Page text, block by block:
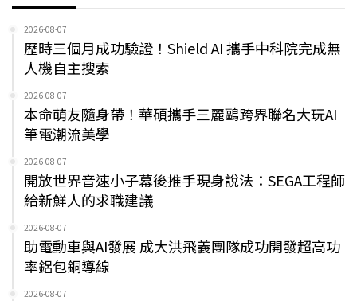
2026-08-07
歷時三個月成功驗證！Shield AI 攜手中科院完成無
人機自主搜索
2026-08-07
本命萌友隨身帶！華碩攜手三麗鷗跨界聯名大玩AI
筆電潮流美學
2026-08-07
開放世界音速小子幕後推手現身說法：SEGA工程師
給新鮮人的求職建議
2026-08-07
助電動車與AI發展 成大洪飛義團隊成功開發超高功
率鋁包銅導線
2026-08-07